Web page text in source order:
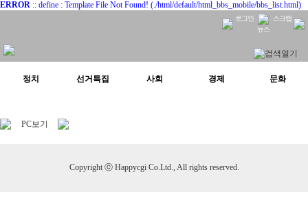
ERROR :: define : Template File Not Found! (./html/default/html_bbs_mobile/bbs_list.html)
로그인
스크랩
뉴스
정치 선거특집 사회 경제 문화
PC보기
Copyright ⓒ Happycgi Co.Ltd., All rights reserved.